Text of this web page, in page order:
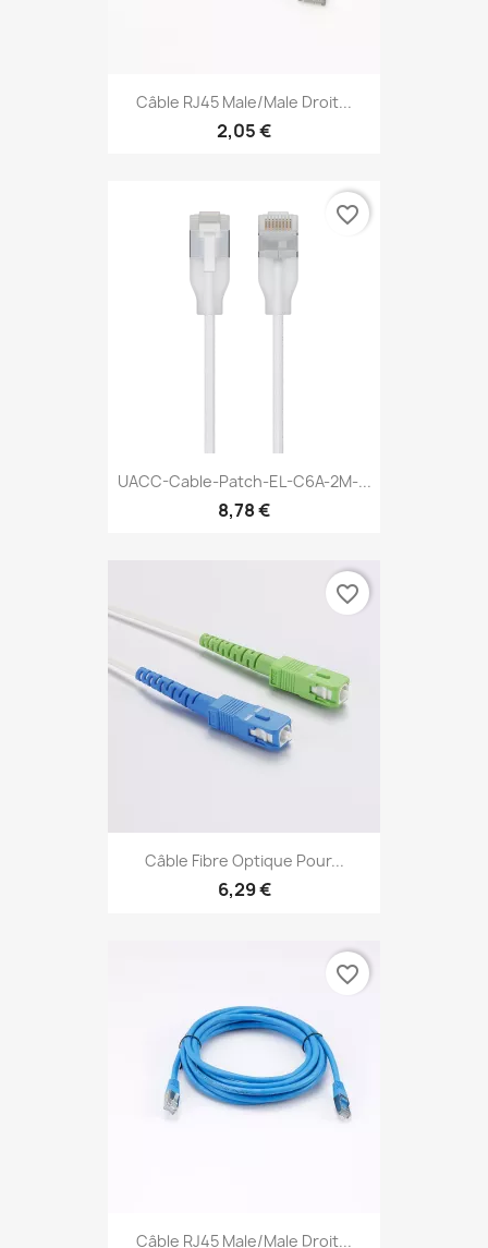
Câble RJ45 Male/Male Droit...
2,05 €
UACC-Cable-Patch-EL-C6A-2M-...
8,78 €
favorite_border
Câble Fibre Optique Pour...
6,29 €
favorite_border
Câble RJ45 Male/Male Droit...
favorite_border